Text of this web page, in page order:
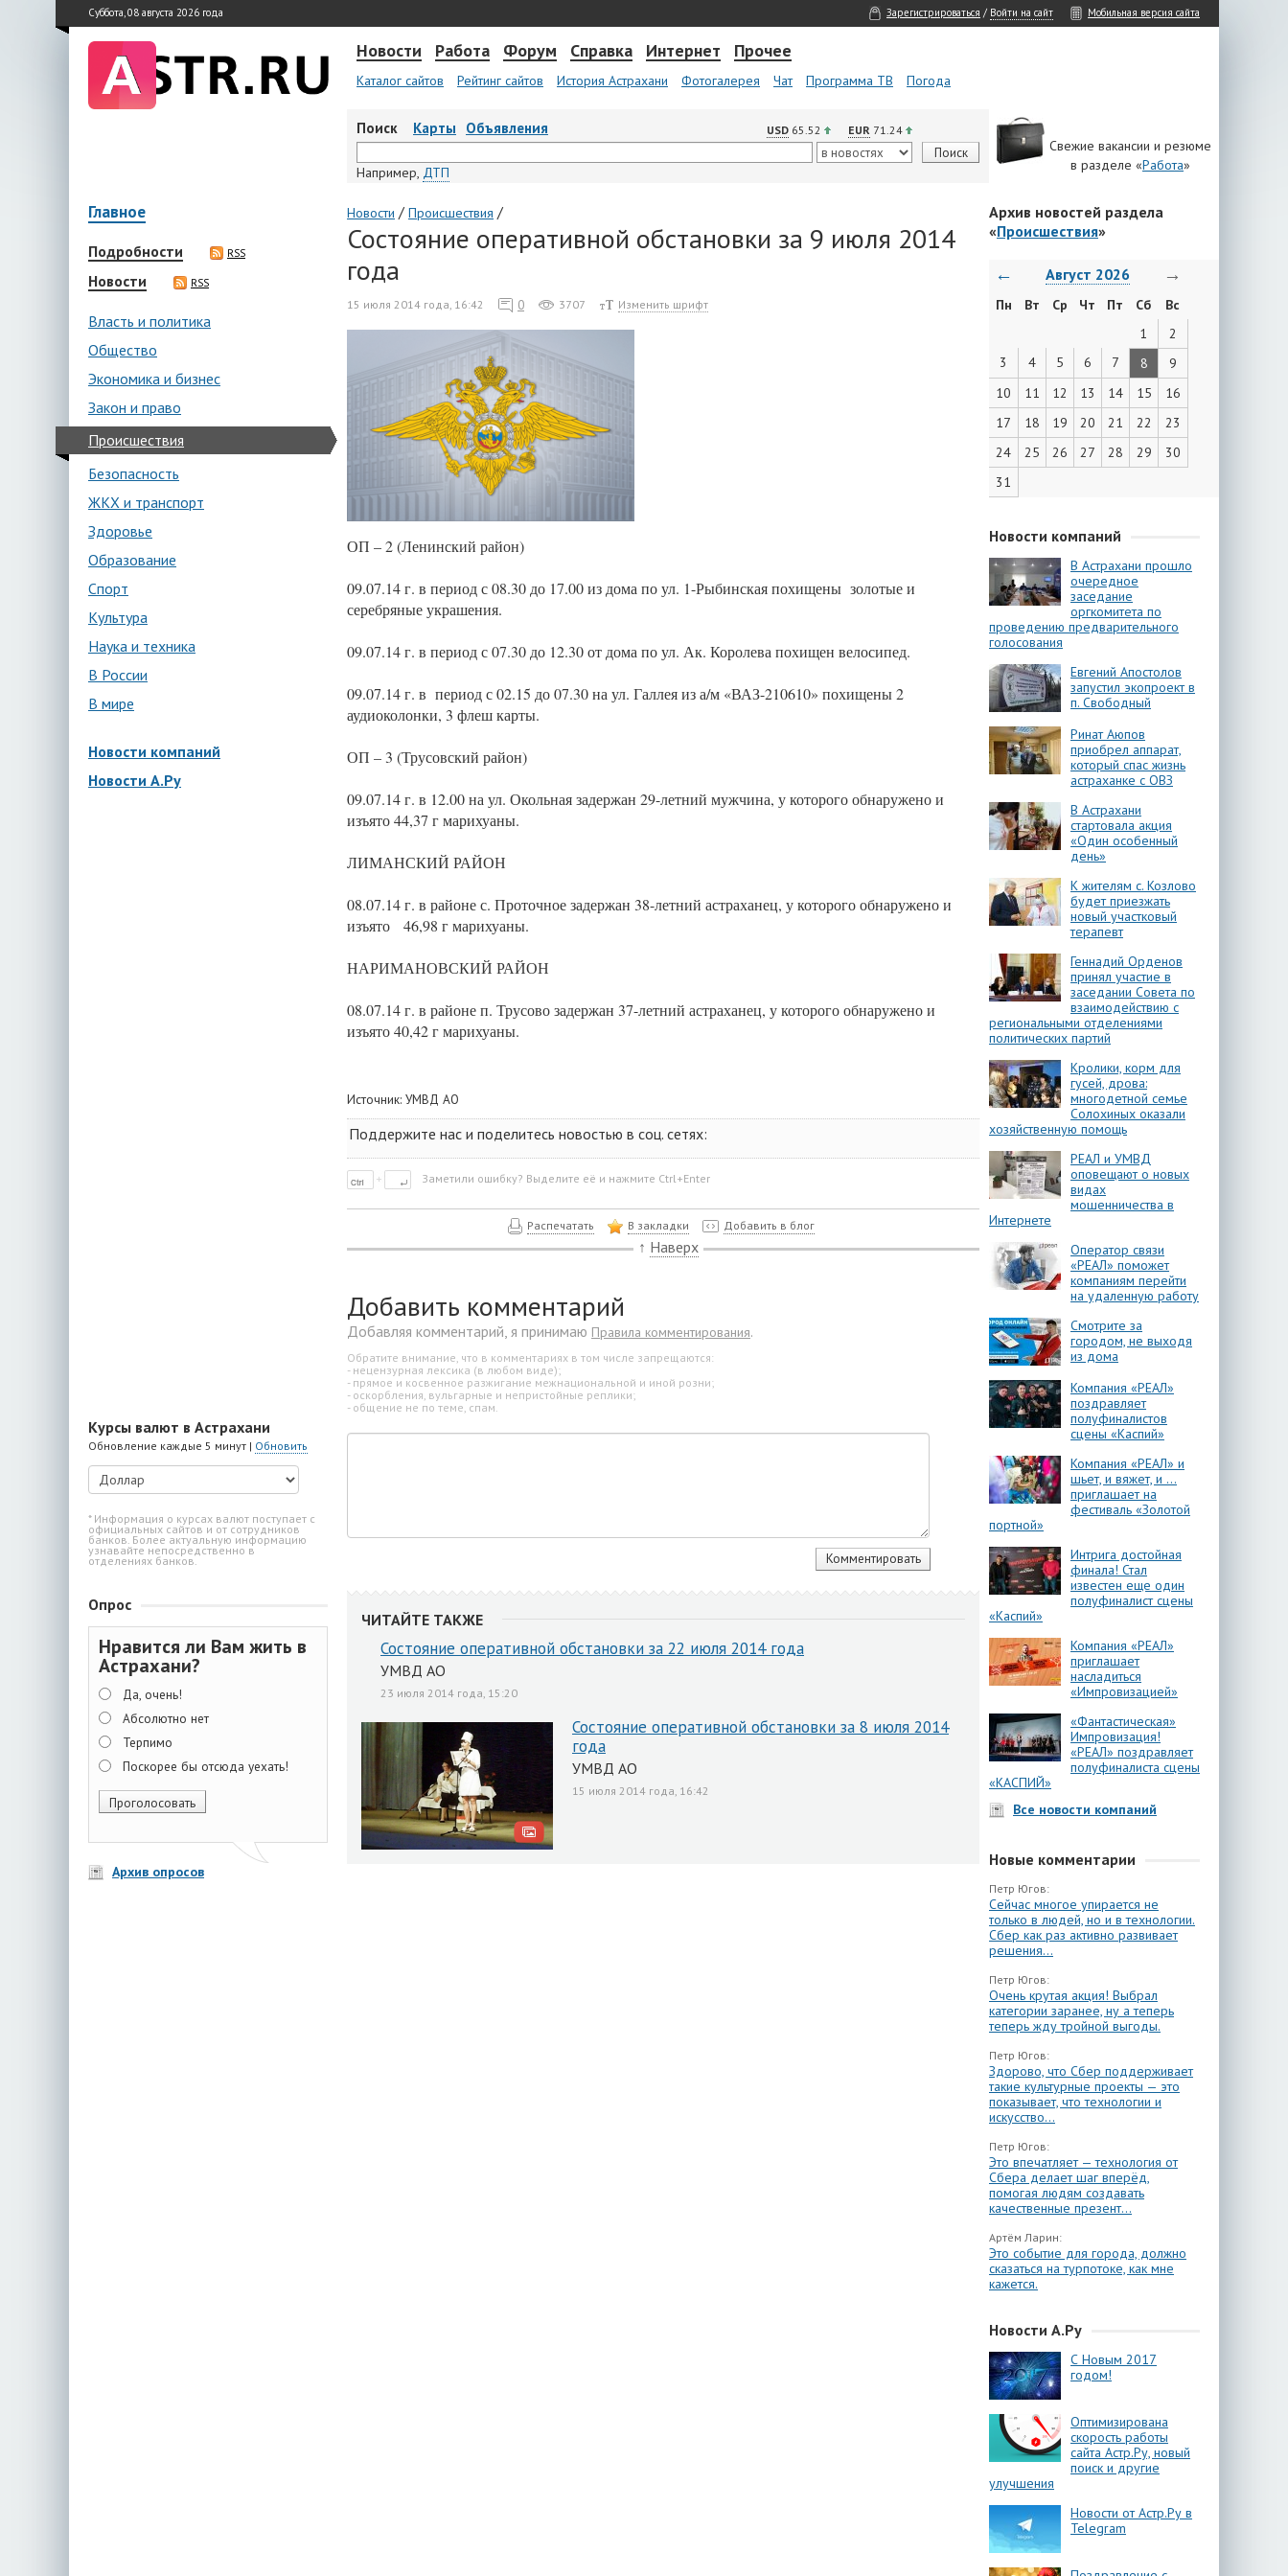
Суббота, 08 августа 2026 года Зарегистрироваться / Войти на сайт Мобильная версия сайта
Новости Работа Форум Справка Интернет Прочее
Каталог сайтов Рейтинг сайтов История Астрахани Фотогалерея Чат Программа ТВ Погода
Поиск Карты Объявления USD 65.52 EUR 71.24
Например, ДТП
Свежие вакансии и резюме
в разделе «Работа»
Главное
Подробности RSS
Новости RSS
Власть и политика
Общество
Экономика и бизнес
Закон и право
Происшествия
Безопасность
ЖКХ и транспорт
Здоровье
Образование
Спорт
Культура
Наука и техника
В России
В мире
Новости компаний
Новости А.Ру
Курсы валют в Астрахани
Обновление каждые 5 минут | Обновить
* Информация о курсах валют поступает с
официальных сайтов и от сотрудников
банков. Более актуальную информацию
узнавайте непосредственно в
отделениях банков.
Опрос
Нравится ли Вам жить в
Астрахани?
Да, очень!
Абсолютно нет
Терпимо
Поскорее бы отсюда уехать!
Архив опросов
Новости / Происшествия /
Состояние оперативной обстановки за 9 июля 2014
года
15 июля 2014 года, 16:42 0 3707 Изменить шрифт
ОП – 2 (Ленинский район)
09.07.14 г. в период с 08.30 до 17.00 из дома по ул. 1-Рыбинская похищены золотые и
серебряные украшения.
09.07.14 г. в период с 07.30 до 12.30 от дома по ул. Ак. Королева похищен велосипед.
09.07.14 г. в период с 02.15 до 07.30 на ул. Галлея из а/м «ВАЗ-210610» похищены 2
аудиоколонки, 3 флеш карты.
ОП – 3 (Трусовский район)
09.07.14 г. в 12.00 на ул. Окольная задержан 29-летний мужчина, у которого обнаружено и
изъято 44,37 г марихуаны.
ЛИМАНСКИЙ РАЙОН
08.07.14 г. в районе с. Проточное задержан 38-летний астраханец, у которого обнаружено и
изъято 46,98 г марихуаны.
НАРИМАНОВСКИЙ РАЙОН
08.07.14 г. в районе п. Трусово задержан 37-летний астраханец, у которого обнаружено и
изъято 40,42 г марихуаны.
Источник: УМВД АО
Поддержите нас и поделитесь новостью в соц. сетях:
Заметили ошибку? Выделите её и нажмите Ctrl+Enter
Распечатать В закладки Добавить в блог
↑ Наверх
Добавить комментарий
Добавляя комментарий, я принимаю Правила комментирования.
Обратите внимание, что в комментариях в том числе запрещаются:
- нецензурная лексика (в любом виде);
- прямое и косвенное разжигание межнациональной и иной розни;
- оскорбления, вульгарные и непристойные реплики;
- общение не по теме, спам.
ЧИТАЙТЕ ТАКЖЕ
Состояние оперативной обстановки за 22 июля 2014 года
УМВД АО
23 июля 2014 года, 15:20
Состояние оперативной обстановки за 8 июля 2014
года
УМВД АО
15 июля 2014 года, 16:42
Архив новостей раздела
«Происшествия»
← Август 2026 →
Пн Вт Ср Чт Пт Сб
Вс
1
2
3
4 5 6 7 8
9
10
11 12 13 14 15
16
17
18 19 20 21 22
23
24
25 26 27 28 29
30
31
Новости компаний
В Астрахани прошло
очередное
заседание
оргкомитета по
проведению предварительного
голосования
Евгений Апостолов
запустил экопроект в
п. Свободный
Ринат Аюпов
приобрел аппарат,
который спас жизнь
астраханке с ОВЗ
В Астрахани
стартовала акция
«Один особенный
день»
К жителям с. Козлово
будет приезжать
новый участковый
терапевт
Геннадий Орденов
принял участие в
заседании Совета по
взаимодействию с
региональными отделениями
политических партий
Кролики, корм для
гусей, дрова:
многодетной семье
Солохиных оказали
хозяйственную помощь
РЕАЛ и УМВД
оповещают о новых
видах
мошенничества в
Интернете
Оператор связи
«РЕАЛ» поможет
компаниям перейти
на удаленную работу
Смотрите за
городом, не выходя
из дома
Компания «РЕАЛ»
поздравляет
полуфиналистов
сцены «Каспий»
Компания «РЕАЛ» и
шьет, и вяжет, и …
приглашает на
фестиваль «Золотой
портной»
Интрига достойная
финала! Стал
известен еще один
полуфиналист сцены
«Каспий»
Компания «РЕАЛ»
приглашает
насладиться
«Импровизацией»
«Фантастическая»
Импровизация!
«РЕАЛ» поздравляет
полуфиналиста сцены
«КАСПИЙ»
Все новости компаний
Новые комментарии
Петр Югов:
Сейчас многое упирается не
только в людей, но и в технологии.
Сбер как раз активно развивает
решения...
Петр Югов:
Очень крутая акция! Выбрал
категории заранее, ну а теперь
теперь жду тройной выгоды.
Петр Югов:
Здорово, что Сбер поддерживает
такие культурные проекты — это
показывает, что технологии и
искусство...
Петр Югов:
Это впечатляет — технология от
Сбера делает шаг вперёд,
помогая людям создавать
качественные презент...
Артём Ларин:
Это событие для города, должно
сказаться на турпотоке, как мне
кажется.
Новости А.Ру
С Новым 2017
годом!
Оптимизирована
скорость работы
сайта Астр.Ру, новый
поиск и другие
улучшения
Новости от Астр.Ру в
Telegram